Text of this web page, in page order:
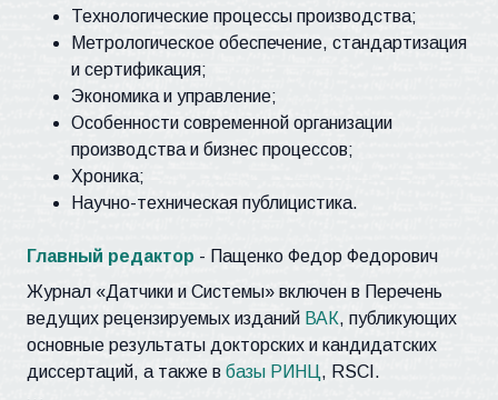
Технологические процессы производства;
Метрологическое обеспечение, стандартизация
и сертификация;
Экономика и управление;
Особенности современной организации
производства и бизнес процессов;
Хроника;
Научно-техническая публицистика.
Главный редактор - Пащенко Федор Федорович
Журнал «Датчики и Системы» включен в Перечень
ведущих рецензируемых изданий ВАК, публикующих
основные результаты докторских и кандидатских
диссертаций, а также в базы РИНЦ , RSCI.